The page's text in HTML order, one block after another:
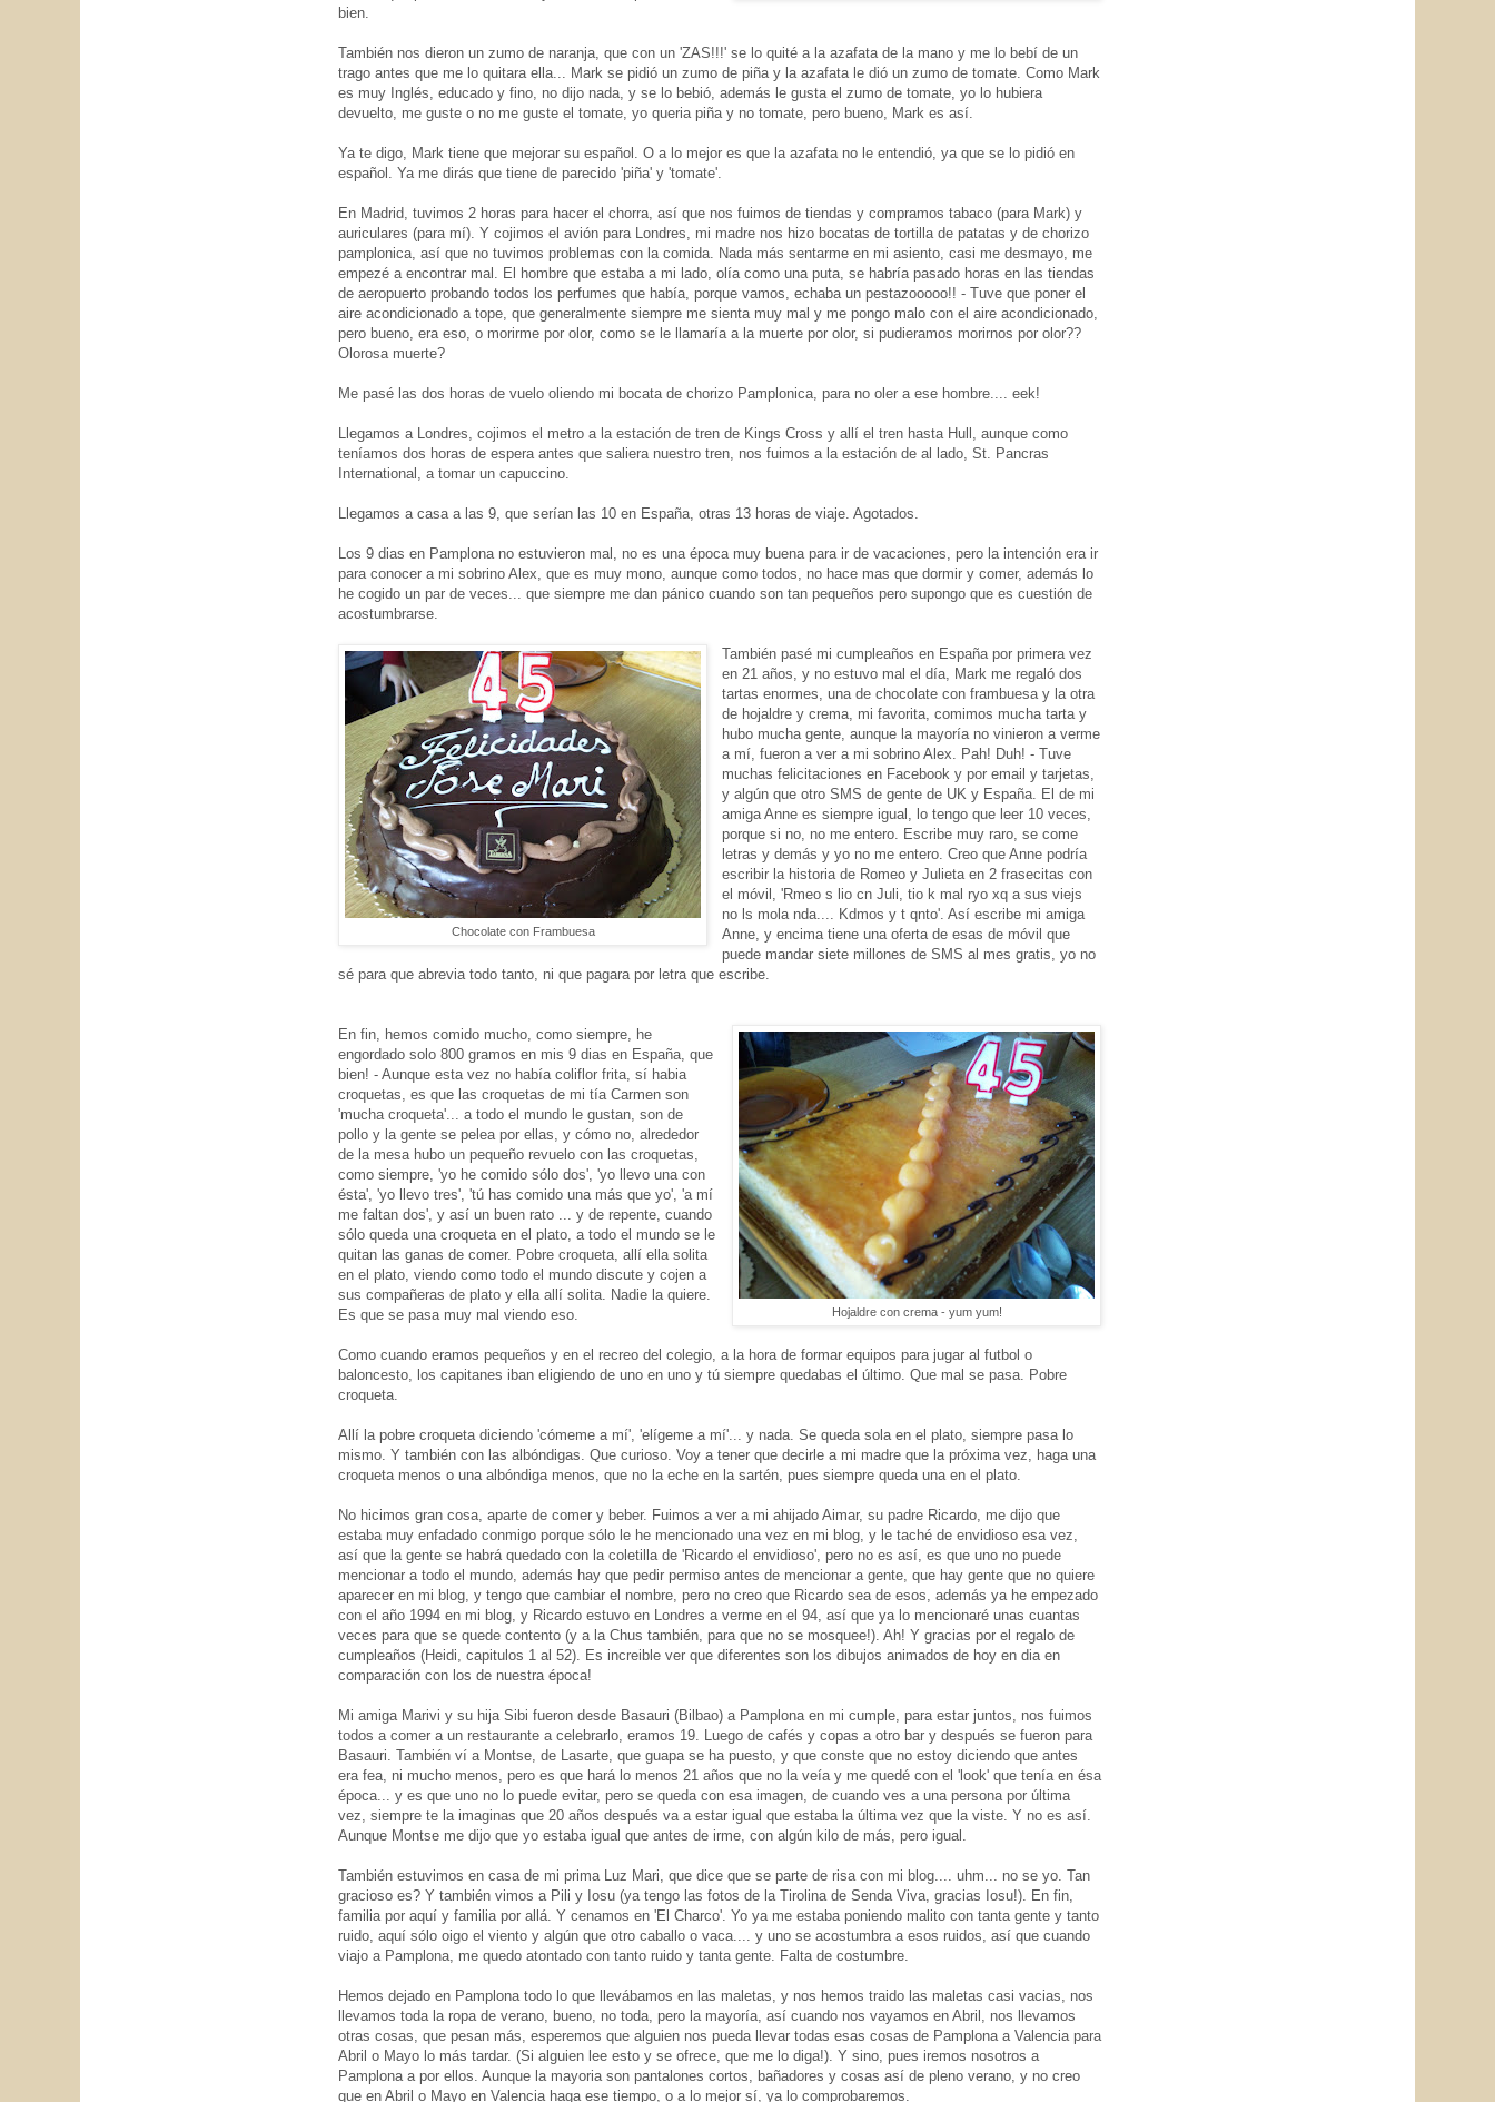
bien.
También nos dieron un zumo de naranja, que con un 'ZAS!!!' se lo quité a la azafata de la mano y me lo bebí de un
trago antes que me lo quitara ella... Mark se pidió un zumo de piña y la azafata le dió un zumo de tomate. Como Mark
es muy Inglés, educado y fino, no dijo nada, y se lo bebió, además le gusta el zumo de tomate, yo lo hubiera
devuelto, me guste o no me guste el tomate, yo queria piña y no tomate, pero bueno, Mark es así.
Ya te digo, Mark tiene que mejorar su español. O a lo mejor es que la azafata no le entendió, ya que se lo pidió en
español. Ya me dirás que tiene de parecido 'piña' y 'tomate'.
En Madrid, tuvimos 2 horas para hacer el chorra, así que nos fuimos de tiendas y compramos tabaco (para Mark) y
auriculares (para mí). Y cojimos el avión para Londres, mi madre nos hizo bocatas de tortilla de patatas y de chorizo
pamplonica, así que no tuvimos problemas con la comida. Nada más sentarme en mi asiento, casi me desmayo, me
empezé a encontrar mal. El hombre que estaba a mi lado, olía como una puta, se habría pasado horas en las tiendas
de aeropuerto probando todos los perfumes que había, porque vamos, echaba un pestazooooo!! - Tuve que poner el
aire acondicionado a tope, que generalmente siempre me sienta muy mal y me pongo malo con el aire acondicionado,
pero bueno, era eso, o morirme por olor, como se le llamaría a la muerte por olor, si pudieramos morirnos por olor??
Olorosa muerte?
Me pasé las dos horas de vuelo oliendo mi bocata de chorizo Pamplonica, para no oler a ese hombre.... eek!
Llegamos a Londres, cojimos el metro a la estación de tren de Kings Cross y allí el tren hasta Hull, aunque como
teníamos dos horas de espera antes que saliera nuestro tren, nos fuimos a la estación de al lado, St. Pancras
International, a tomar un capuccino.
Llegamos a casa a las 9, que serían las 10 en España, otras 13 horas de viaje. Agotados.
Los 9 dias en Pamplona no estuvieron mal, no es una época muy buena para ir de vacaciones, pero la intención era ir
para conocer a mi sobrino Alex, que es muy mono, aunque como todos, no hace mas que dormir y comer, además lo
he cogido un par de veces... que siempre me dan pánico cuando son tan pequeños pero supongo que es cuestión de
acostumbrarse.
Chocolate con Frambuesa
También pasé mi cumpleaños en España por primera vez
en 21 años, y no estuvo mal el día, Mark me regaló dos
tartas enormes, una de chocolate con frambuesa y la otra
de hojaldre y crema, mi favorita, comimos mucha tarta y
hubo mucha gente, aunque la mayoría no vinieron a verme
a mí, fueron a ver a mi sobrino Alex. Pah! Duh! - Tuve
muchas felicitaciones en Facebook y por email y tarjetas,
y algún que otro SMS de gente de UK y España. El de mi
amiga Anne es siempre igual, lo tengo que leer 10 veces,
porque si no, no me entero. Escribe muy raro, se come
letras y demás y yo no me entero. Creo que Anne podría
escribir la historia de Romeo y Julieta en 2 frasecitas con
el móvil, 'Rmeo s lio cn Juli, tio k mal ryo xq a sus viejs
no ls mola nda.... Kdmos y t qnto'. Así escribe mi amiga
Anne, y encima tiene una oferta de esas de móvil que
puede mandar siete millones de SMS al mes gratis, yo no
sé para que abrevia todo tanto, ni que pagara por letra que escribe.
Hojaldre con crema - yum yum!
En fin, hemos comido mucho, como siempre, he
engordado solo 800 gramos en mis 9 dias en España, que
bien! - Aunque esta vez no había coliflor frita, sí habia
croquetas, es que las croquetas de mi tía Carmen son
'mucha croqueta'... a todo el mundo le gustan, son de
pollo y la gente se pelea por ellas, y cómo no, alrededor
de la mesa hubo un pequeño revuelo con las croquetas,
como siempre, 'yo he comido sólo dos', 'yo llevo una con
ésta', 'yo llevo tres', 'tú has comido una más que yo', 'a mí
me faltan dos', y así un buen rato ... y de repente, cuando
sólo queda una croqueta en el plato, a todo el mundo se le
quitan las ganas de comer. Pobre croqueta, allí ella solita
en el plato, viendo como todo el mundo discute y cojen a
sus compañeras de plato y ella allí solita. Nadie la quiere.
Es que se pasa muy mal viendo eso.
Como cuando eramos pequeños y en el recreo del colegio, a la hora de formar equipos para jugar al futbol o
baloncesto, los capitanes iban eligiendo de uno en uno y tú siempre quedabas el último. Que mal se pasa. Pobre
croqueta.
Allí la pobre croqueta diciendo 'cómeme a mí', 'elígeme a mí'... y nada. Se queda sola en el plato, siempre pasa lo
mismo. Y también con las albóndigas. Que curioso. Voy a tener que decirle a mi madre que la próxima vez, haga una
croqueta menos o una albóndiga menos, que no la eche en la sartén, pues siempre queda una en el plato.
No hicimos gran cosa, aparte de comer y beber. Fuimos a ver a mi ahijado Aimar, su padre Ricardo, me dijo que
estaba muy enfadado conmigo porque sólo le he mencionado una vez en mi blog, y le taché de envidioso esa vez,
así que la gente se habrá quedado con la coletilla de 'Ricardo el envidioso', pero no es así, es que uno no puede
mencionar a todo el mundo, además hay que pedir permiso antes de mencionar a gente, que hay gente que no quiere
aparecer en mi blog, y tengo que cambiar el nombre, pero no creo que Ricardo sea de esos, además ya he empezado
con el año 1994 en mi blog, y Ricardo estuvo en Londres a verme en el 94, así que ya lo mencionaré unas cuantas
veces para que se quede contento (y a la Chus también, para que no se mosquee!). Ah! Y gracias por el regalo de
cumpleaños (Heidi, capitulos 1 al 52). Es increible ver que diferentes son los dibujos animados de hoy en dia en
comparación con los de nuestra época!
Mi amiga Marivi y su hija Sibi fueron desde Basauri (Bilbao) a Pamplona en mi cumple, para estar juntos, nos fuimos
todos a comer a un restaurante a celebrarlo, eramos 19. Luego de cafés y copas a otro bar y después se fueron para
Basauri. También ví a Montse, de Lasarte, que guapa se ha puesto, y que conste que no estoy diciendo que antes
era fea, ni mucho menos, pero es que hará lo menos 21 años que no la veía y me quedé con el 'look' que tenía en ésa
época... y es que uno no lo puede evitar, pero se queda con esa imagen, de cuando ves a una persona por última
vez, siempre te la imaginas que 20 años después va a estar igual que estaba la última vez que la viste. Y no es así.
Aunque Montse me dijo que yo estaba igual que antes de irme, con algún kilo de más, pero igual.
También estuvimos en casa de mi prima Luz Mari, que dice que se parte de risa con mi blog.... uhm... no se yo. Tan
gracioso es? Y también vimos a Pili y Iosu (ya tengo las fotos de la Tirolina de Senda Viva, gracias Iosu!). En fin,
familia por aquí y familia por allá. Y cenamos en 'El Charco'. Yo ya me estaba poniendo malito con tanta gente y tanto
ruido, aquí sólo oigo el viento y algún que otro caballo o vaca.... y uno se acostumbra a esos ruidos, así que cuando
viajo a Pamplona, me quedo atontado con tanto ruido y tanta gente. Falta de costumbre.
Hemos dejado en Pamplona todo lo que llevábamos en las maletas, y nos hemos traido las maletas casi vacias, nos
llevamos toda la ropa de verano, bueno, no toda, pero la mayoría, así cuando nos vayamos en Abril, nos llevamos
otras cosas, que pesan más, esperemos que alguien nos pueda llevar todas esas cosas de Pamplona a Valencia para
Abril o Mayo lo más tardar. (Si alguien lee esto y se ofrece, que me lo diga!). Y sino, pues iremos nosotros a
Pamplona a por ellos. Aunque la mayoria son pantalones cortos, bañadores y cosas así de pleno verano, y no creo
que en Abril o Mayo en Valencia haga ese tiempo, o a lo mejor sí, ya lo comprobaremos.